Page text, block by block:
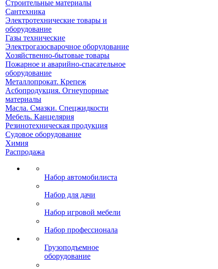
Строительные материалы
Сантехника
Электротехнические товары и
оборудование
Газы технические
Электрогазосварочное оборудование
Хозяйственно-бытовые товары
Пожарное и аварийно-спасательное
оборудование
Металлопрокат. Крепеж
Асбопродукция. Огнеупорные
материалы
Масла. Смазки. Спецжидкости
Мебель. Канцелярия
Резинотехническая продукция
Судовое оборудование
Химия
Распродажа
Набор автомобилиста
Набор для дачи
Набор игровой мебели
Набор профессионала
Грузоподъемное
оборудование